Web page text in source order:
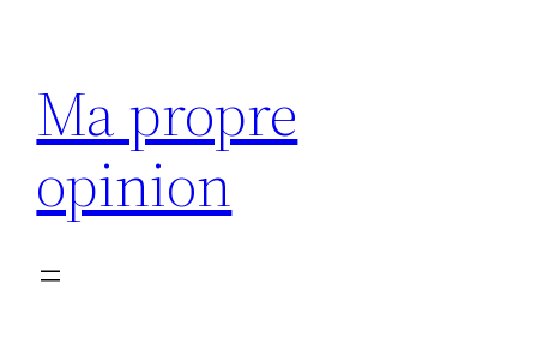
contenu
Ma propre
opinion